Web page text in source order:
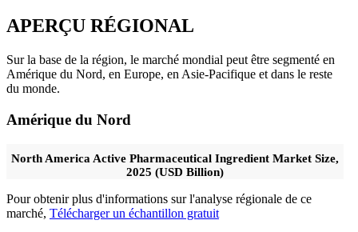
APERÇU RÉGIONAL
Sur la base de la région, le marché mondial peut être segmenté en
Amérique du Nord, en Europe, en Asie-Pacifique et dans le reste
du monde.
Amérique du Nord
North America Active Pharmaceutical Ingredient Market Size,
2025 (USD Billion)
Pour obtenir plus d'informations sur l'analyse régionale de ce
marché, Télécharger un échantillon gratuit